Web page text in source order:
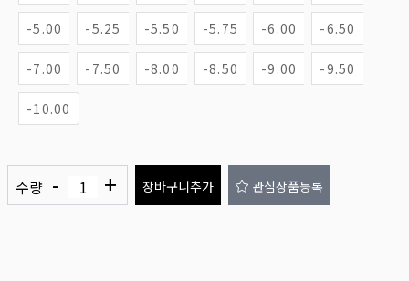
-5.00 -5.25 -5.50 -5.75 -6.00 -6.50
-7.00 -7.50 -8.00 -8.50 -9.00 -9.50
-10.00
수량 - + 장바구니추가 관심상품등록